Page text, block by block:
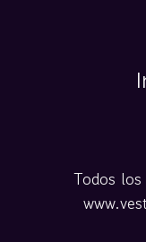
Todos los